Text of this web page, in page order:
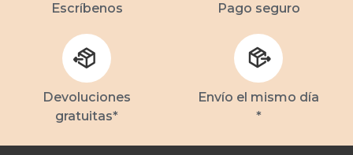
Escríbenos Pago seguro
Devoluciones
gratuitas*
Envío el mismo día
*